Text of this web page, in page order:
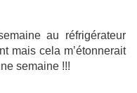
au réfrigérateur
mais cela m’étonnerait
semaine !!!